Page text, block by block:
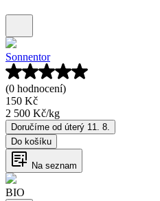
Sonnentor
(0 hodnocení)
150 Kč
2 500 Kč/kg
Doručíme od úterý 11. 8.
Do košíku
Na seznam
BIO